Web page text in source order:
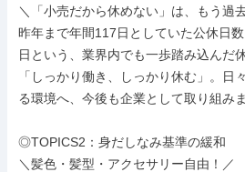
＼「小売だから休めない」は、もう過
昨年まで年間117日としていた公休日
日という、業界内でも一歩踏み込んだ
「しっかり働き、しっかり休む」。日
る環境へ、今後も企業として取り組みま
◎TOPICS2：身だしなみ基準の緩和
＼髪色・髪型・アクセサリー自由！／